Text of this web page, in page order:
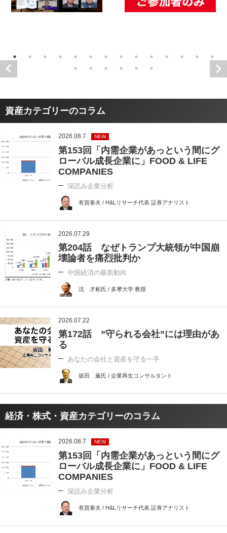
資産カテゴリーのコラム
2026.08.7 NEW
第153回「内需企業があっという間にグ
ローバル成長企業に」FOOD & LIFE
COMPANIES
深読み企業分析
有賀泰夫 / H&Lリサーチ代表 証券アナリスト
2026.07.29
第204話 なぜトランプ大統領が中国崩
壊論者を痛烈批判か
中国経済の最新動向
沈 才彬氏 / 多摩大学 教授
2026.07.22
第172話 ”守られる会社”には理由があ
る
あなたの会社と資産を守る一手
坂田 薫氏 / 企業再生コンサルタント
経済・株式・資産カテゴリーのコラム
2026.08.7 NEW
第153回「内需企業があっという間にグ
ローバル成長企業に」FOOD & LIFE
COMPANIES
深読み企業分析
有賀泰夫 / H&Lリサーチ代表 証券アナリスト